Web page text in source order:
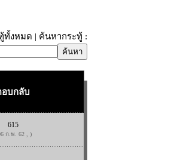
ทั้งหมด | ค้นหากระทู้ :
อบกลับ
615
ก.พ. 62 , )